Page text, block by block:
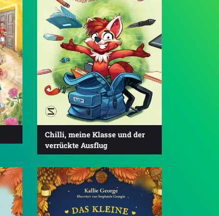
Chilli, meine Klasse und der
verrückte Ausflug